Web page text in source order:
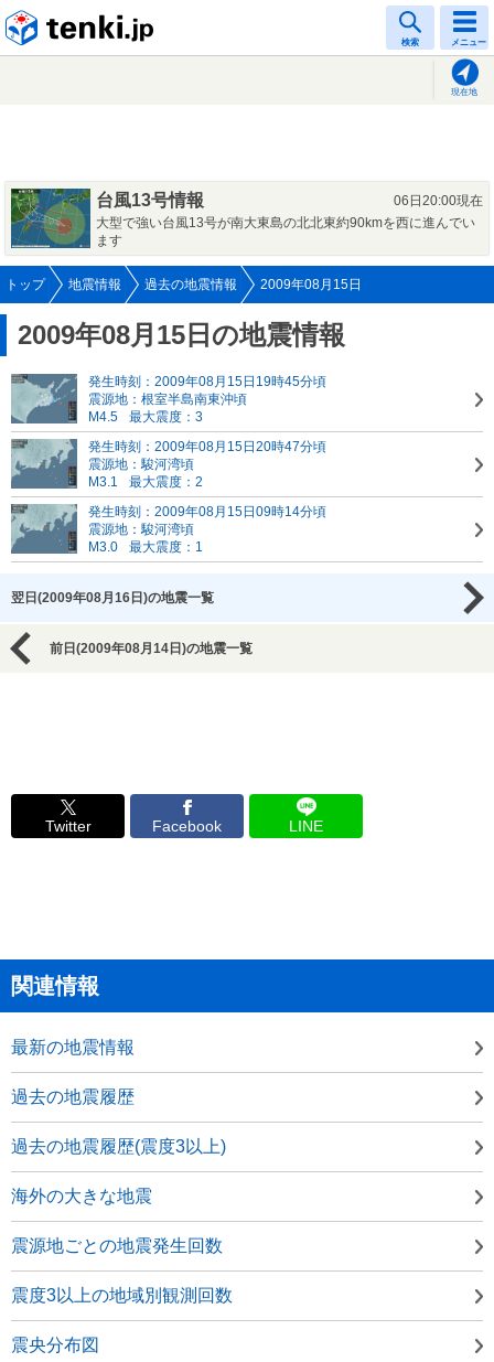
検索 メニュー
現在地
台風13号情報
06日20:00現在
大型で強い台風13号が南大東島の北北東約90kmを西に進んでい
ます
トップ 地震情報 過去の地震情報 2009年08月15日
2009年08月15日の地震情報
発生時刻：2009年08月15日19時45分頃
震源地：根室半島南東沖頃
M4.5
最大震度：3
発生時刻：2009年08月15日20時47分頃
震源地：駿河湾頃
M3.1
最大震度：2
発生時刻：2009年08月15日09時14分頃
震源地：駿河湾頃
M3.0
最大震度：1
翌日(2009年08月16日)の地震一覧
前日(2009年08月14日)の地震一覧
Twitter Facebook LINE
関連情報
最新の地震情報
過去の地震履歴
過去の地震履歴(震度3以上)
海外の大きな地震
震源地ごとの地震発生回数
震度3以上の地域別観測回数
震央分布図